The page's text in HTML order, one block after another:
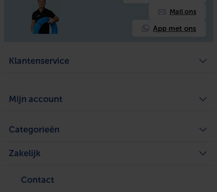
Mail ons
App met ons
Klantenservice
Privacy Policy
Bezorgen en ophalen
Service
Legplan aanvragen
Zakelijke klant worden
Kennisbank
Mijn account
Mijn bestellingen
Mijn tickets
Vergelijk producten
Categorieën
Ventilatie
Installatiemateriaal
Zakelijk
Ventilatie
Boilers
Contact